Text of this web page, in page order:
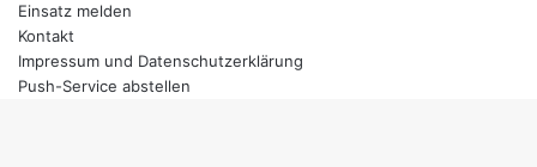
Einsatz melden
Kontakt
Impressum und Datenschutzerklärung
Push-Service abstellen